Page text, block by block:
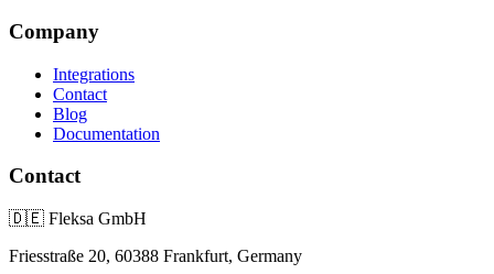
Company
Integrations
Contact
Blog
Documentation
Contact
🇩🇪 Fleksa GmbH
Friesstraße 20, 60388 Frankfurt, Germany